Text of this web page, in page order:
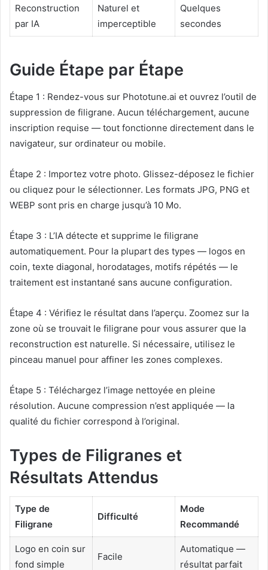
Reconstruction
par IA
Naturel et
imperceptible
Quelques
secondes
Guide Étape par Étape
Étape 1 : Rendez-vous sur Phototune.ai et ouvrez l’outil de
suppression de filigrane. Aucun téléchargement, aucune
inscription requise — tout fonctionne directement dans le
navigateur, sur ordinateur ou mobile.
Étape 2 : Importez votre photo. Glissez-déposez le fichier
ou cliquez pour le sélectionner. Les formats JPG, PNG et
WEBP sont pris en charge jusqu’à 10 Mo.
Étape 3 : L’IA détecte et supprime le filigrane
automatiquement. Pour la plupart des types — logos en
coin, texte diagonal, horodatages, motifs répétés — le
traitement est instantané sans aucune configuration.
Étape 4 : Vérifiez le résultat dans l’aperçu. Zoomez sur la
zone où se trouvait le filigrane pour vous assurer que la
reconstruction est naturelle. Si nécessaire, utilisez le
pinceau manuel pour affiner les zones complexes.
Étape 5 : Téléchargez l’image nettoyée en pleine
résolution. Aucune compression n’est appliquée — la
qualité du fichier correspond à l’original.
Types de Filigranes et
Résultats Attendus
Type de
Filigrane
Difficulté
Mode
Recommandé
Logo en coin sur
fond simple
Facile
Automatique —
résultat parfait